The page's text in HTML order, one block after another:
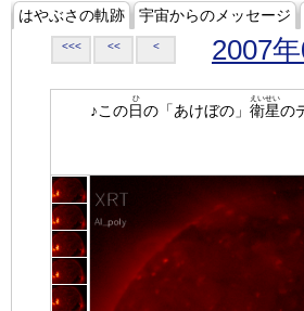
はやぶさの軌跡 宇宙からのメッセージ
<<< << < 2007年
♪この日
ひ
の「あけぼの」 衛星
えいせい
の